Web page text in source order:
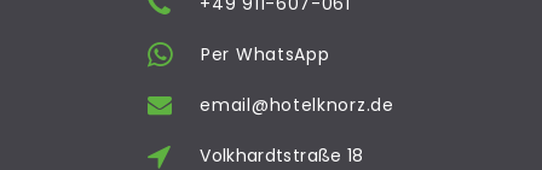
Per WhatsApp
email@hotelknorz.de
Volkhardtstraße 18